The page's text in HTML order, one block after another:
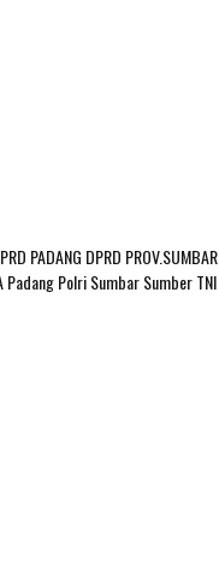
PADANG DPRD PROV.SUMBAR
PadangPolriSumbarSumberTNI